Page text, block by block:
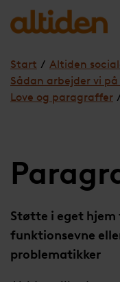
Start / Altiden
Sådan arbejder vi
Love og paragraffer
Støtte i eget hjem
funktionsevne
problematikker